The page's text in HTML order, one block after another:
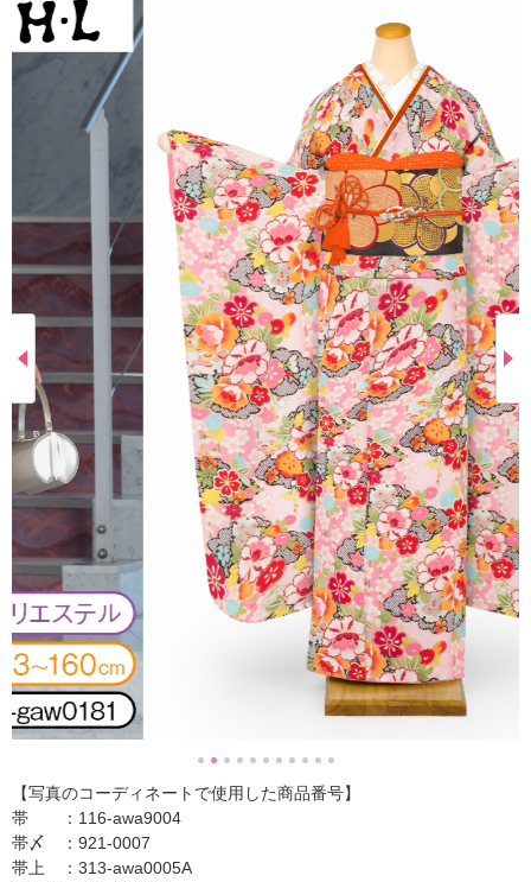
【写真のコーディネートで使用した商品番号】
帯 ：116-awa9004
帯〆 ：921-0007
帯上 ：313-awa0005A